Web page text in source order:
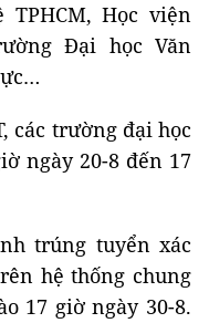
Học viện
Đại học Văn
các trường đại học
ngày 20-8 đến 17
trúng tuyển xác
hệ thống chung
17 giờ ngày 30-8.